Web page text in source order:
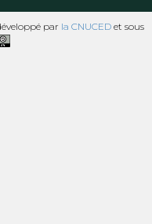
par la CNUCEDet sous